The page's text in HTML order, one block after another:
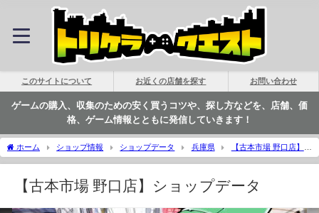
このサイトについて お近くの店舗を探す お問い合わせ
ゲームの購入、収集のための安く買うコツや、探し方などを、店舗、価
格、ゲーム情報とともに発信していきます！
ホーム ショップ情報 ショップデータ 兵庫県
【古本市場 野口店】シ
ョップデータ | トリケラクエスト
【古本市場 野口店】ショップデータ